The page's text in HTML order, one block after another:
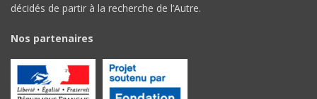
décidés de partir à la recherche de l’Autre.
Nos partenaires